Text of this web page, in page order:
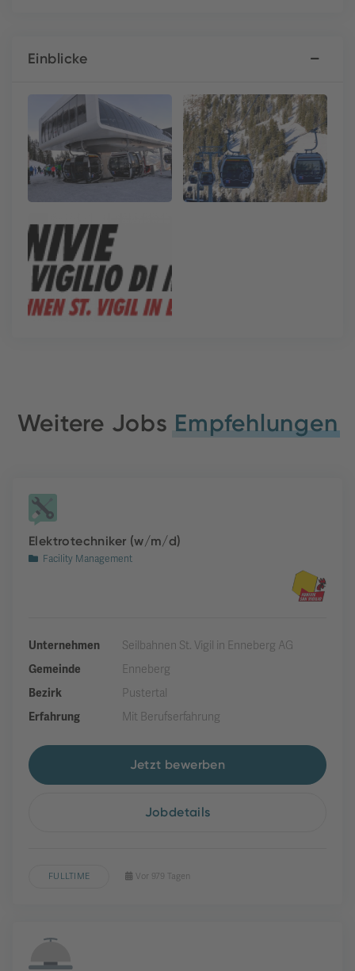
Einblicke
Weitere Jobs Empfehlungen
Elektrotechniker (w/m/d)
Facility Management
Unternehmen
Seilbahnen St. Vigil in Enneberg AG
Gemeinde
Enneberg
Bezirk
Pustertal
Erfahrung
Mit Berufserfahrung
Jetzt bewerben
Jobdetails
FULLTIME Vor 979 Tagen